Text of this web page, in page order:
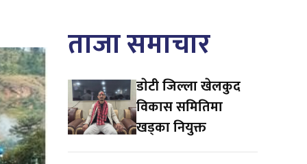
ताजा समाचार
डाेटी जिल्ला खेलकुद
विकास समितिमा
खड्का नियुक्त